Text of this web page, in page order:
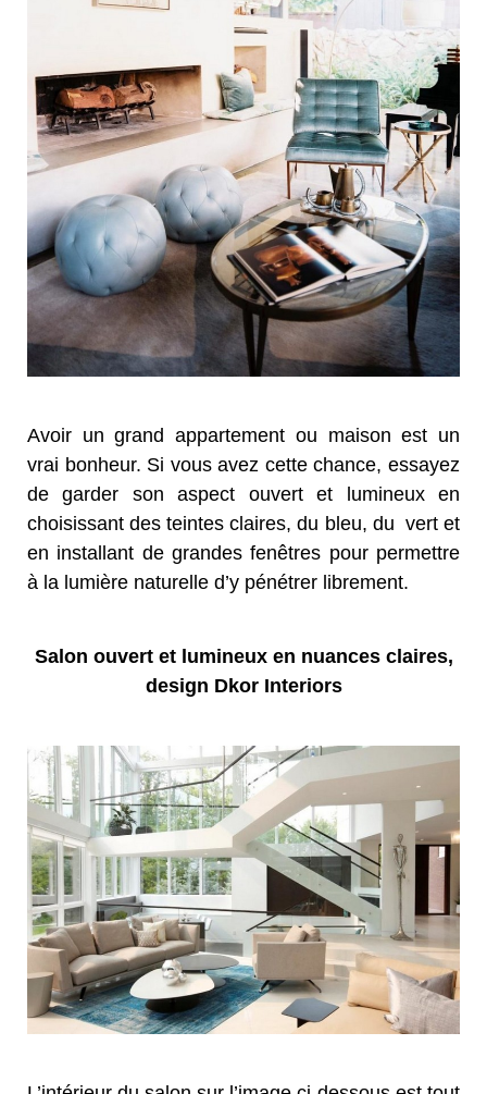
Avoir un grand appartement ou maison est un
vrai bonheur. Si vous avez cette chance, essayez
de garder son aspect ouvert et lumineux en
choisissant des teintes claires, du bleu, du vert et
en installant de grandes fenêtres pour permettre
à la lumière naturelle d’y pénétrer librement.
Salon ouvert et lumineux en nuances claires,
design Dkor Interiors